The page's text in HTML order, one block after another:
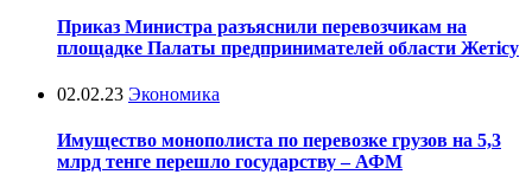
Приказ Министра разъяснили перевозчикам на
площадке Палаты предпринимателей области Жетісу
02.02.23 Экономика
Имущество монополиста по перевозке грузов на 5,3
млрд тенге перешло государству – АФМ